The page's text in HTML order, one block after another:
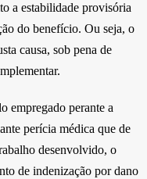
a estabilidade provisória
do benefício. Ou seja, o
causa, sob pena de
empregado perante a
perícia médica que de
desenvolvido, o
de indenização por dano